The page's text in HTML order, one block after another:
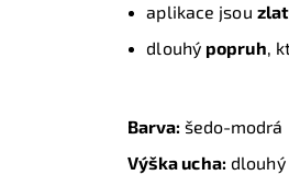
aplikace jsou
dlouhý popruh,
Barva: šedo-modrá
Výška ucha:dlouhý